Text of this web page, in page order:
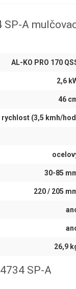
SP-A
AL-KO PRO 170
2,6
46
rychlost (3,5 kmh/
30-85
220 / 205
26,9
SP-A